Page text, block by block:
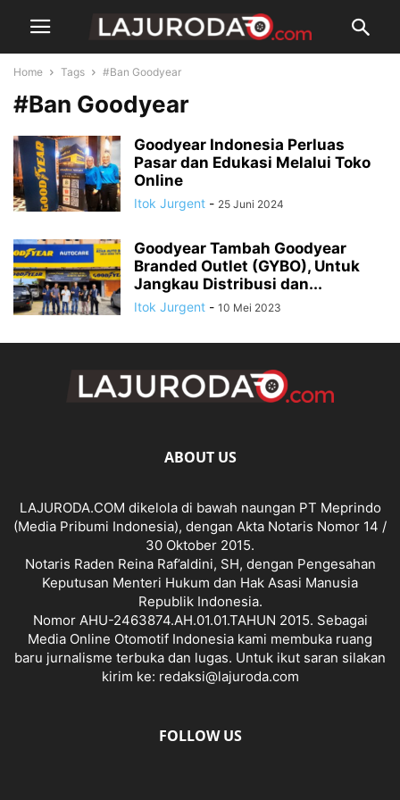
Home Tags #Ban Goodyear
#Ban Goodyear
Goodyear Indonesia Perluas
Pasar dan Edukasi Melalui Toko
Online
Itok Jurgent - 25 Juni 2024
Goodyear Tambah Goodyear
Branded Outlet (GYBO), Untuk
Jangkau Distribusi dan...
Itok Jurgent - 10 Mei 2023
ABOUT US
LAJURODA.COM dikelola di bawah naungan PT Meprindo
(Media Pribumi Indonesia), dengan Akta Notaris Nomor 14 /
30 Oktober 2015.
Notaris Raden Reina Raf’aldini, SH, dengan Pengesahan
Keputusan Menteri Hukum dan Hak Asasi Manusia
Republik Indonesia.
Nomor AHU-2463874.AH.01.01.TAHUN 2015. Sebagai
Media Online Otomotif Indonesia kami membuka ruang
baru jurnalisme terbuka dan lugas. Untuk ikut saran silakan
kirim ke: redaksi@lajuroda.com
FOLLOW US